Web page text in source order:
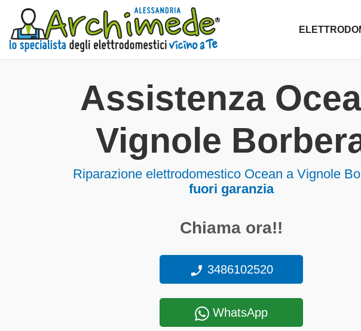
Assistenza
Vignole
Riparazione elettrodomestico Ocean a Vignole
fuori garanzia
Chiama ora!!
3486102520
WhatsApp